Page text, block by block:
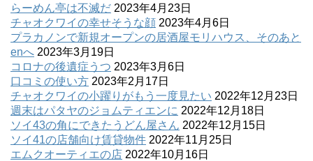
らーめん亭は不滅だ 2023年4月23日
チャオクワイの幸せそうな顔 2023年4月6日
プラカノンで新規オープンの居酒屋モリハウス、そのあと
enへ 2023年3月19日
コロナの後遺症うつ 2023年3月6日
口コミの使い方 2023年2月17日
チャオクワイの小躍りがもう一度見たい 2022年12月23日
週末はパタヤのジョムティエンに 2022年12月18日
ソイ43の角にできたうどん屋さん 2022年12月15日
ソイ41の店舗向け賃貸物件 2022年11月25日
エムクオーティエの店 2022年10月16日